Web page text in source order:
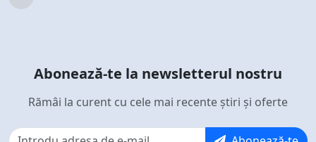
Abonează-te la newsletterul nostru
Rămâi la curent cu cele mai recente știri și oferte